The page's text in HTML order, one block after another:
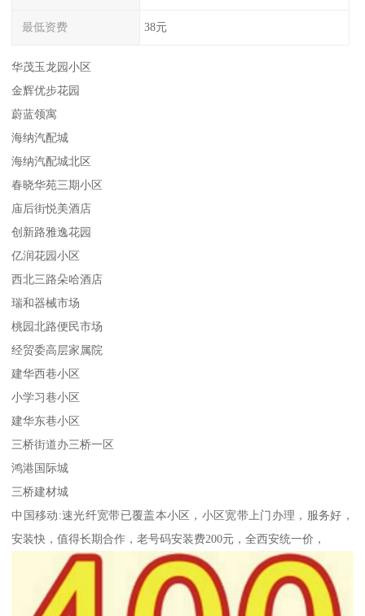
最低资费 38元
华茂玉龙园小区
金辉优步花园
蔚蓝领寓
海纳汽配城
海纳汽配城北区
春晓华苑三期小区
庙后街悦美酒店
创新路雅逸花园
亿润花园小区
西北三路朵哈酒店
瑞和器械市场
桃园北路便民市场
经贸委高层家属院
建华西巷小区
小学习巷小区
建华东巷小区
三桥街道办三桥一区
鸿港国际城
三桥建材城
中国移动:速光纤宽带已覆盖本小区，小区宽带上门办理，服务好，
安装快，值得长期合作，老号码安装费200元，全西安统一价，